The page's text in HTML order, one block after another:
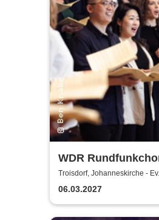
WDR
Kommissar
Kirche
Troisdorf, Johanneskirche -
Troisdorf
06.03.2027